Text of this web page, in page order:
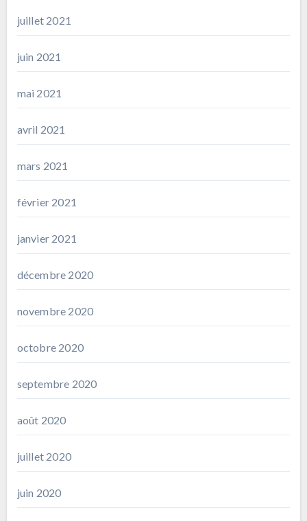
juillet 2021
juin 2021
mai 2021
avril 2021
mars 2021
février 2021
janvier 2021
décembre 2020
novembre 2020
octobre 2020
septembre 2020
août 2020
juillet 2020
juin 2020